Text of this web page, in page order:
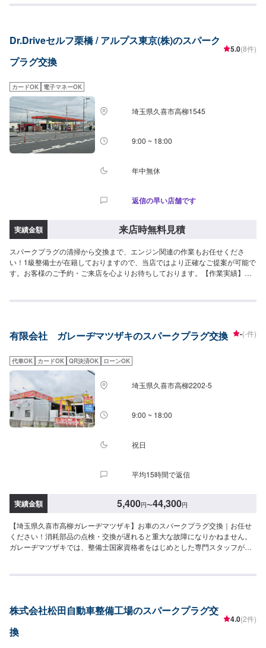
支えでここまで1歩ずつ成長をさせて頂きました。これからもお客様に笑顔を
届けられるよう、新しいお店のオープンも進んでおります。
い。※色は選べませんお客様の大切なお車をトータルサポート！クルマに関す
ニーズに応えたご提案をいたします。高い信頼性、高い修理技術埼玉県川口
市の原自動車工作所は大手ディーラー・損害保険ジャパン日本興亜の修理指
定工場です。【45年の実績】●1969年創業！●40年の経験で積み上げたノウ
ツの対応もいたします。※パーツの不備などにより、取り付けができなかった
場合でも、動作確認などで発生した工賃をご請求させていただきますので、
あらかじめご了承ください。【代車について】無料代車（無保険時）を24台
ご用意しております。燃料代はお客さま負担となりますので、ご了承くださ
い。【営業時間・定休日】営業時間：8:30〜17:30定休日：日・祝・第一、第
三月曜日
Dr.Driveセルフ栗橋 / アルプス東京(株)のスパーク
プラグ交換
5.0(8件)
カードOK 電子マネーOK
埼玉県久喜市高柳1545
9:00 ~ 18:00
年中無休
返信の早い店舗です
実績金額 来店時無料見積
スパークプラグの清掃から交換まで、エンジン関連の作業もお任せくださ
い！1級整備士が在籍しておりますので、当店ではより正確なご提案が可能で
す。お客様のご予約・ご来店を心よりお待ちしております。【作業実績】ス
有限会社 ガレーヂマツザキのスパークプラグ交換 -(-件)
代車OK カードOK QR決済OK ローンOK
埼玉県久喜市高柳2202-5
9:00 ~ 18:00
祝日
平均15時間で返信
実績金額 5,400円〜44,300円
【埼玉県久喜市高柳ガレーヂマツザキ】お車のスパークプラグ交換｜お任せ
ください！消耗部品の点検・交換が遅れると重大な故障になりかねません。
ガレーヂマツザキでは、整備士国家資格者をはじめとした専門スタッフが愛
労働安全衛生法に定められている教育を受けた整備士が整備を行っておりま
持ち込み・引き取り【4】正式なお見積り【5】作業開始【6】納車時のお支
払い<代車について>ガレーヂマツザキでは、鈑金・塗装・修理等で愛車をお
預かりしている間、代車をお貸し致します。台数も豊富な20台ご用意してお
株式会社松田自動車整備工場のスパークプラグ交
換
4.0(2件)